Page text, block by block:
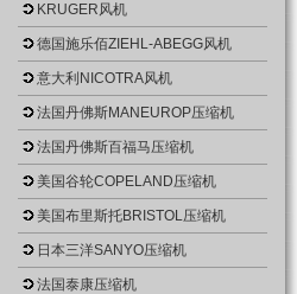
KRUGER风机
德国施乐佰ZIEHL-ABEGG风机
意大利NICOTRA风机
法国丹佛斯MANEUROP压缩机
法国丹佛斯百福马压缩机
美国谷轮COPELAND压缩机
美国布里斯托BRISTOL压缩机
日本三洋SANYO压缩机
法国泰康压缩机